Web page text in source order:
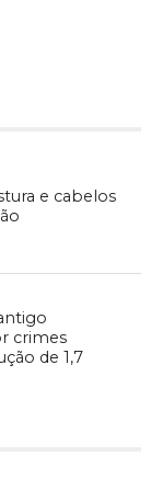
e cabelos
crimes
de 1,7